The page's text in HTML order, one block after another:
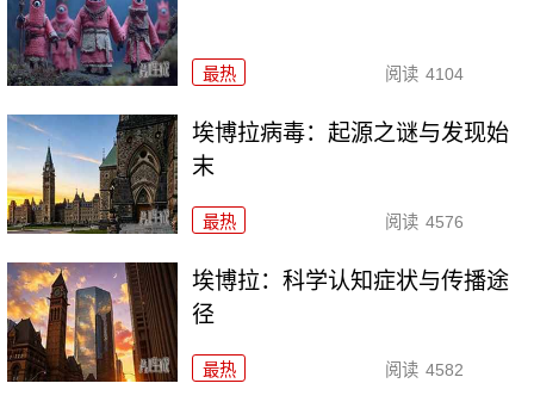
最热 阅读 4104
埃博拉病毒：起源之谜与发现始
末
最热 阅读 4576
埃博拉：科学认知症状与传播途
径
最热 阅读 4582